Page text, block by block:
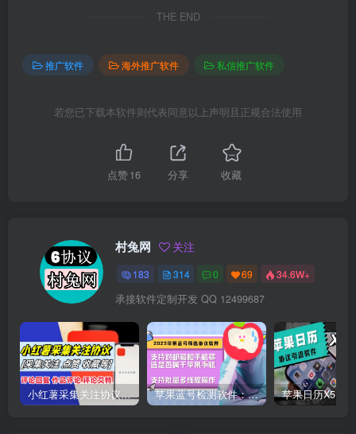
THE END
推广软件 海外推广软件 私信推广软件
若您已下载本软件则代表同意以上声明且正规合法使用
点赞16 分享 收藏
村兔网 关注
183 314 0 69 34.6W+
承接软件定制开发 QQ 12499687
小红薯采集关注协议软件：支持自定义作品，关注，评论点赞，作品点赞收藏等 苹果蓝号检测软件：检测邮箱和手机是否符合苹果手机的协议软件